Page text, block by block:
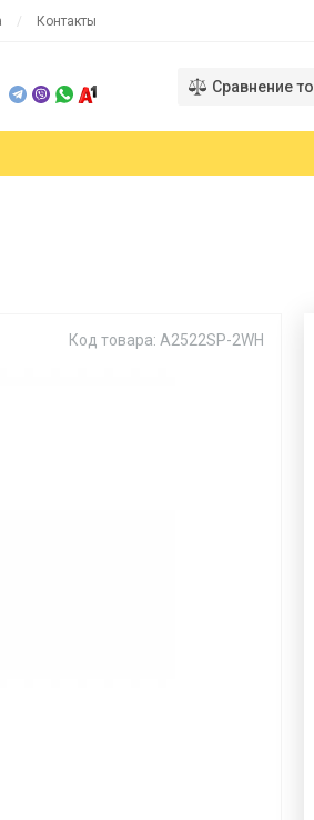
Контакты
Сравнение
Код товара: A2522SP-2WH